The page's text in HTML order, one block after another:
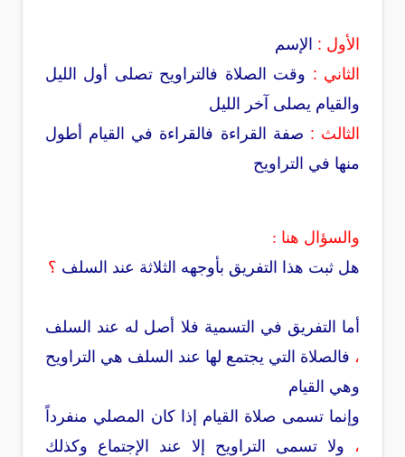
الأول : الإسم
الثاني : وقت الصلاة فالتراويح تصلى أول الليل
والقيام يصلى آخر الليل
الثالث : صفة القراءة فالقراءة في القيام أطول
منها في التراويح
والسؤال هنا :
هل ثبت هذا التفريق بأوجهه الثلاثة عند السلف ؟
أما التفريق في التسمية فلا أصل له عند السلف
، فالصلاة التي يجتمع لها عند السلف هي التراويح
وهي القيام
وإنما تسمى صلاة القيام إذا كان المصلي منفرداً
، ولا تسمى التراويح إلا عند الإجتماع وكذلك